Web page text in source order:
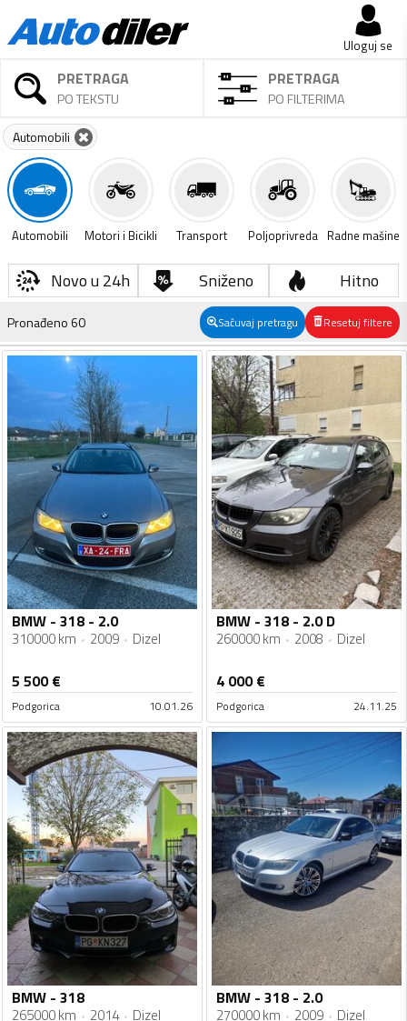
Uloguj se
PRETRAGA
PO TEKSTU
PRETRAGA
PO FILTERIMA
Automobili
Automobili Motori i Bicikli Transport Poljoprivreda Radne mašine
Novo u 24h Sniženo Hitno
Pronađeno60 Sačuvaj pretragu Resetuj filtere
BMW - 318 - 2.0
310000 km 2009 Dizel
5 500€
Podgorica 10.01.26
BMW - 318 - 2.0 D
260000 km 2008 Dizel
4 000€
Podgorica 24.11.25
BMW - 318
265000 km 2014 Dizel
BMW - 318 - 2.0
270000 km 2009 Dizel